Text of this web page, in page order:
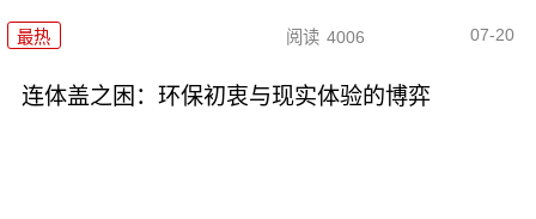
最热 阅读 4006 07-20
连体盖之困：环保初衷与现实体验的博弈